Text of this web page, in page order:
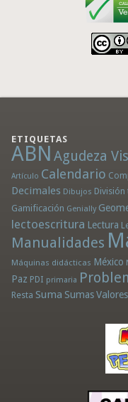
ETIQUETAS
ABN Agudeza
Artículo Calendario
Decimales Dibujos División
Gamificación Genially
lectoescritura Lectura
Manualidades
Máquinas didácticas México
Paz PDI primaria
Resta Suma Sumas Valores